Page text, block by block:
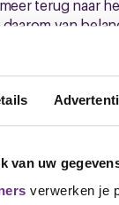
van uw
verwerken je
terug naar
van
maand
doen.
om je heen
baan voor je
open.